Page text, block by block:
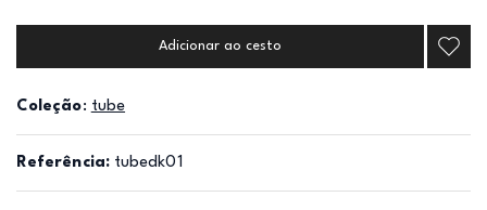
Adicionar ao cesto
Coleção: tube
Referência: tubedk01